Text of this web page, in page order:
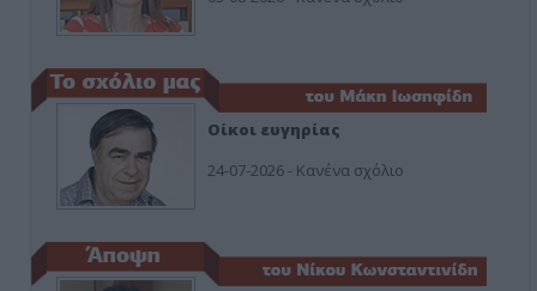
Οίκοι ευγηρίας
24-07-2026 - Κανένα σχόλιο